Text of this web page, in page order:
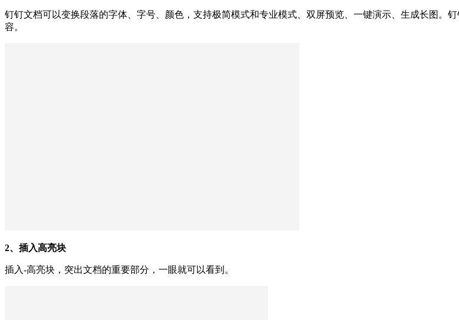
钉钉文档可以变换段落的字体、字号、颜色，支持极简模式和专业模式、双屏预览、一键演示、生成长图。
容。
2、插入高亮块
插入-高亮块，突出文档的重要部分，一眼就可以看到。